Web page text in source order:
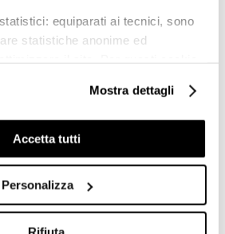
equiparati ai tecnici, sono
statistiche anonime ed
marketing: sono utilizzati, solo
per esaminare le tue abitudini di
quindi avvisi pubblicitari mirati, in
selezionando uno dei bottoni sotto
dettagli visionando
La chiusura del presente
Mostra dettagli
Accetta tutti
Personalizza
Stonalizzazione: